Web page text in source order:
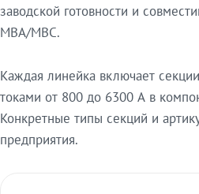
заводской готовности и
МВА/МВС.
Каждая линейка включает
токами от 800 до 6300 А в
Конкретные типы секций и
предприятия.